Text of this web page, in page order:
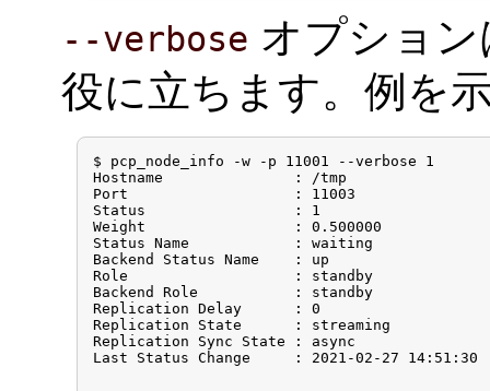
--verbose オプショ
役に立ちます。例を
$ pcp_node_info -w -p 11001 --verbose 1
Hostname               : /tmp
Port                   : 11003
Status                 : 1
Weight                 : 0.500000
Status Name            : waiting
Backend Status Name    : up
Role                   : standby
Backend Role           : standby
Replication Delay      : 0
Replication State      : streaming
Replication Sync State : async
Last Status Change     : 2021-02-27 14:51:30